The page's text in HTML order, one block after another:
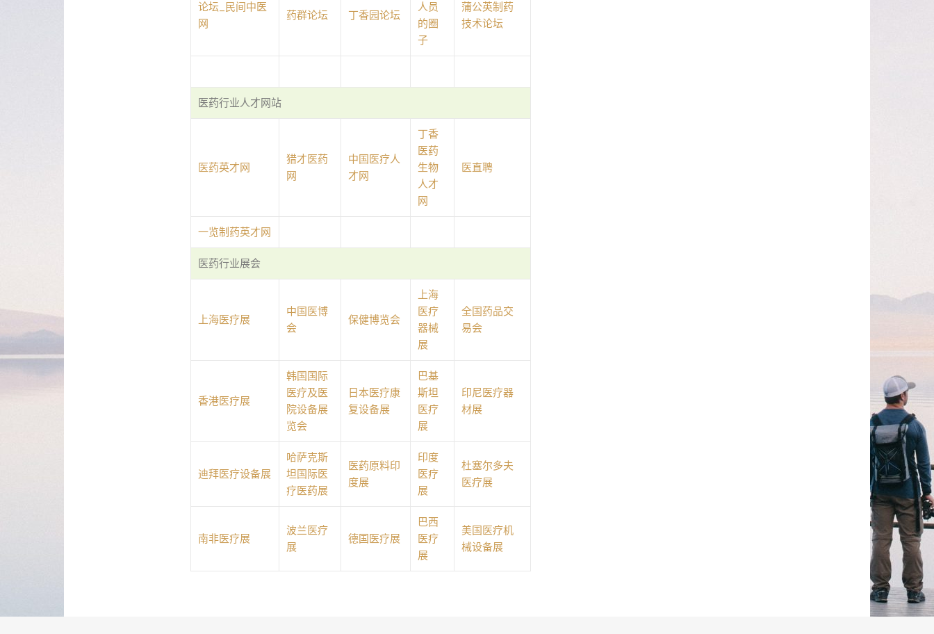
论坛_民间中医
网
药群论坛 丁香园论坛
人员
的圈
子
蒲公英制药
技术论坛
医药行业人才网站
医药英才网
猎才医药
网
中国医疗人
才网
丁香
医药
生物
人才
网
医直聘
一览制药英才网
医药行业展会
上海医疗展
中国医博
会
保健博览会
上海
医疗
器械
展
全国药品交
易会
香港医疗展
韩国国际
医疗及医
院设备展
览会
日本医疗康
复设备展
巴基
斯坦
医疗
展
印尼医疗器
材展
迪拜医疗设备展
哈萨克斯
坦国际医
疗医药展
医药原料印
度展
印度
医疗
展
杜塞尔多夫
医疗展
南非医疗展
波兰医疗
展
德国医疗展
巴西
医疗
展
美国医疗机
械设备展